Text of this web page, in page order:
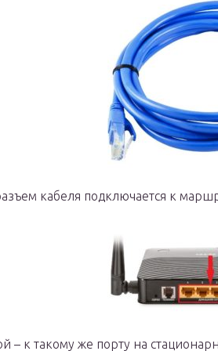
кабеля подключается к
– к такому же порту на